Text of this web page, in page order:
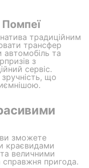
традиційним
трансфер
автомобіль та
з
сервіс.
що
зможете
краєвидами
величними
справжня пригода.